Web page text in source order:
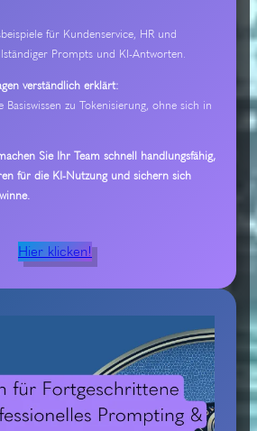
für Kundenservice, HR und
Prompts und KI-Antworten.
verständlich erklärt:
Basiswissen zu Tokenisierung, ohne sich in
Sie Ihr Team schnell handlungsfähig,
für die KI-Nutzung und sichern sich
Hier klicken!